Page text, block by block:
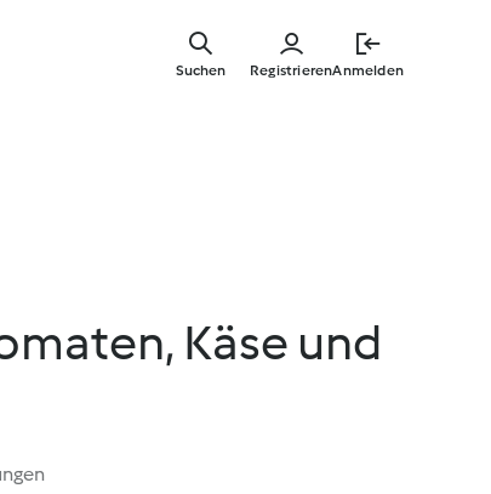
springen
RegistrierenAnmelden
Suchen
Käse und